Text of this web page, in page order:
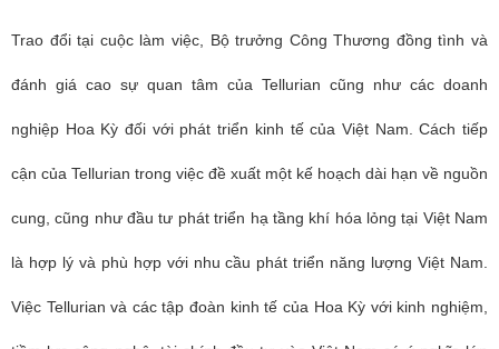
Trao đổi tại cuộc làm việc, Bộ trưởng Công Thương đồng tình và
đánh giá cao sự quan tâm của Tellurian cũng như các doanh
nghiệp Hoa Kỳ đối với phát triển kinh tế của Việt Nam. Cách tiếp
cận của Tellurian trong việc đề xuất một kế hoạch dài hạn về nguồn
cung, cũng như đầu tư phát triển hạ tầng khí hóa lỏng tại Việt Nam
là hợp lý và phù hợp với nhu cầu phát triển năng lượng Việt Nam.
Việc Tellurian và các tập đoàn kinh tế của Hoa Kỳ với kinh nghiệm,